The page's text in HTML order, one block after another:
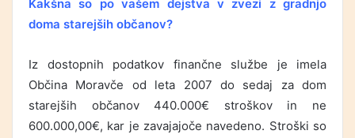
Kakšna so po vašem dejstva v zvezi z gradnjo
doma starejših občanov?
Iz dostopnih podatkov finančne službe je imela
Občina Moravče od leta 2007 do sedaj za dom
starejših občanov 440.000€ stroškov in ne
600.000,00€, kar je zavajajoče navedeno. Stroški so